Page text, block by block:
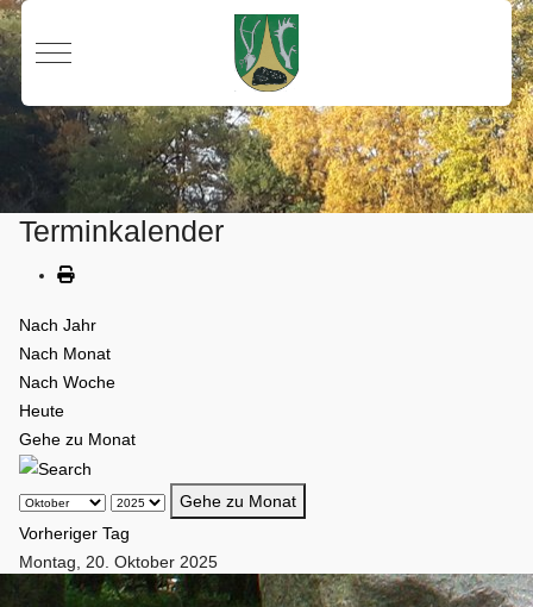
Mobile Menu Toggle
Terminkalender
Nach Jahr
Nach Monat
Nach Woche
Heute
Gehe zu Monat
Gehe zu Monat
Vorheriger Tag
Montag, 20. Oktober 2025
Folgetag